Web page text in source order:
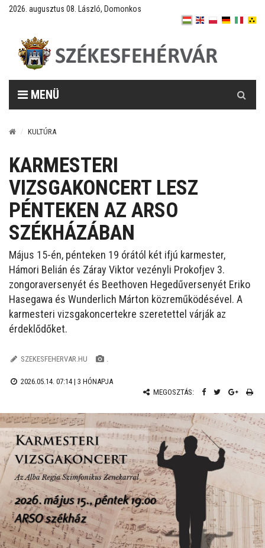
2026. augusztus 08. László, Domonkos
MENÜ
KULTÚRA
KARMESTERI
VIZSGAKONCERT LESZ
PÉNTEKEN AZ ARSO
SZÉKHÁZÁBAN
Május 15-én, pénteken 19 órától két ifjú karmester,
Hámori Belián és Záray Viktor vezényli Prokofjev 3.
zongoraversenyét és Beethoven Hegedűversenyét Eriko
Hasegawa és Wunderlich Márton közreműködésével. A
karmesteri vizsgakoncertekre szeretettel várják az
érdeklődőket.
SZEKESFEHERVAR.HU .
2026.05.14. 07:14 | 3 HÓNAPJA
MEGOSZTÁS: